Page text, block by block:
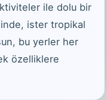
ile dolu bir
ister tropikal
bu yerler her
özelliklere